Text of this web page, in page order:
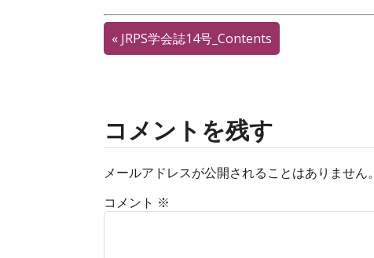
« JRPS学会誌14号_Contents
コメントを残す
メールアドレスが公開されることはありません。
コメント ※